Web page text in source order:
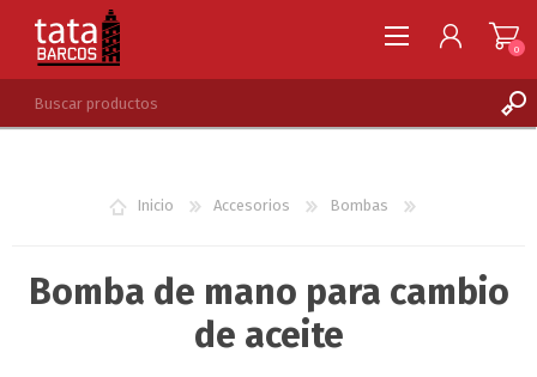
LISTA DE DESEOS
0
Inicio Accesorios Bombas
Bomba de mano para cambio
de aceite